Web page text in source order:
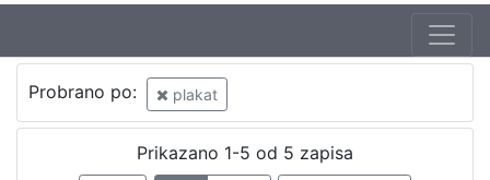
Jezik
hrvatski
Probrano po: plakat
Prikazano 1-5 od 5 zapisa